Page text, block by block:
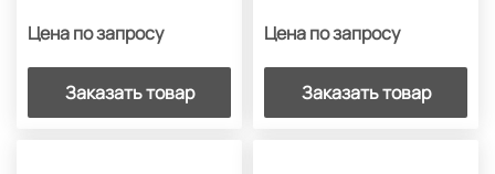
Цена по запросу
Заказать товар
Цена по запросу
Заказать товар